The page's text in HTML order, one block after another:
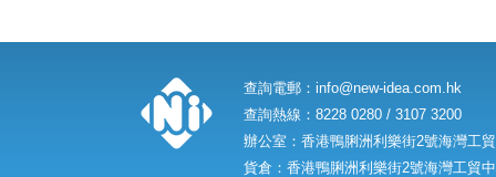
查詢電郵： info@new-idea.com.hk
查詢熱線：8228 0280 / 3107 3200
辦公室：香港鴨脷洲利樂街2號海灣工
貨倉：香港鴨脷洲利樂街2號海灣工貿